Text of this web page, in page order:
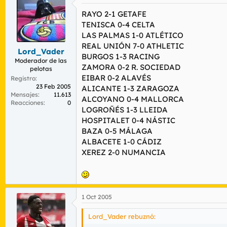
a pesar de que a muchos por culpa de
competicion los emparejamientos de
Lord_Vader
Moderador de las
pelotas
Registro
23 Feb 2005
Mensajes
11.613
Reacciones
0
RAYO 2-1 GETAFE
TENISCA 0-4 CELTA
LAS PALMAS 1-0 ATLÉTICO
REAL UNIÓN 7-0 ATHLETIC
BURGOS 1-3 RACING
ZAMORA 0-2 R. SOCIEDAD
EIBAR 0-2 ALAVÉS
ALICANTE 1-3 ZARAGOZA
ALCOYANO 0-4 MALLORCA
LOGROÑÉS 1-3 LLEIDA
HOSPITALET 0-4 NÁSTIC
BAZA 0-5 MÁLAGA
ALBACETE 1-0 CÁDIZ
XEREZ 2-0 NUMANCIA
1 Oct 2005
Lord_Vader rebuznó: